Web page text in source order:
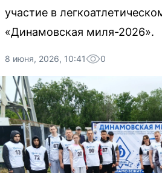
участие в
«Динамовская миля-2026».
8 июня, 2026, 10:41 0